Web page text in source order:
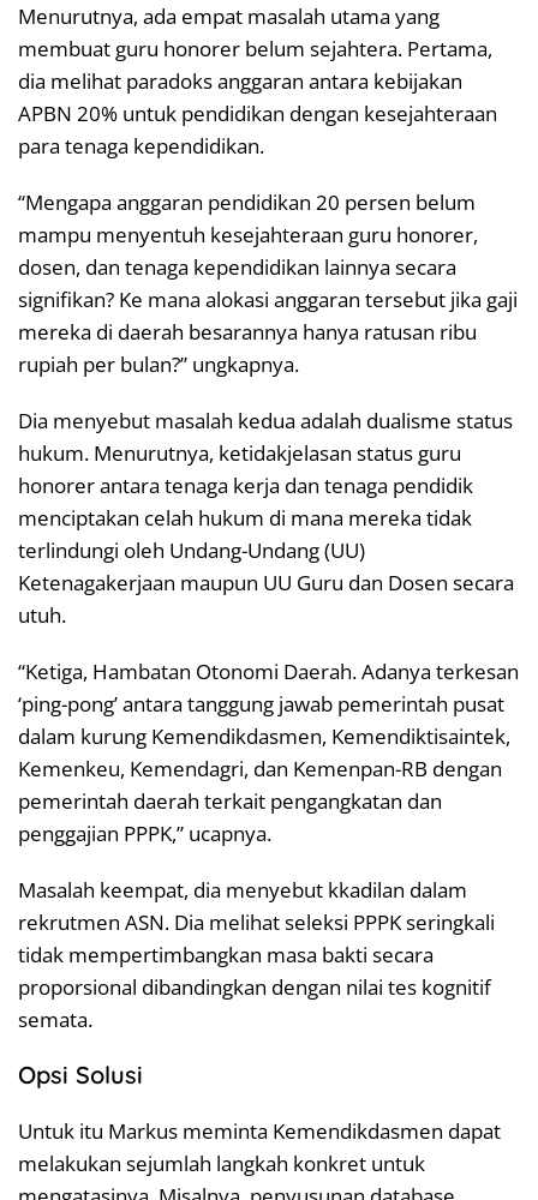
Menurutnya, ada empat masalah utama yang
membuat guru honorer belum sejahtera. Pertama,
dia melihat paradoks anggaran antara kebijakan
APBN 20% untuk pendidikan dengan kesejahteraan
para tenaga kependidikan.
“Mengapa anggaran pendidikan 20 persen belum
mampu menyentuh kesejahteraan guru honorer,
dosen, dan tenaga kependidikan lainnya secara
signifikan? Ke mana alokasi anggaran tersebut jika gaji
mereka di daerah besarannya hanya ratusan ribu
rupiah per bulan?” ungkapnya.
Dia menyebut masalah kedua adalah dualisme status
hukum. Menurutnya, ketidakjelasan status guru
honorer antara tenaga kerja dan tenaga pendidik
menciptakan celah hukum di mana mereka tidak
terlindungi oleh Undang-Undang (UU)
Ketenagakerjaan maupun UU Guru dan Dosen secara
utuh.
“Ketiga, Hambatan Otonomi Daerah. Adanya terkesan
‘ping-pong’ antara tanggung jawab pemerintah pusat
dalam kurung Kemendikdasmen, Kemendiktisaintek,
Kemenkeu, Kemendagri, dan Kemenpan-RB dengan
pemerintah daerah terkait pengangkatan dan
penggajian PPPK,” ucapnya.
Masalah keempat, dia menyebut kkadilan dalam
rekrutmen ASN. Dia melihat seleksi PPPK seringkali
tidak mempertimbangkan masa bakti secara
proporsional dibandingkan dengan nilai tes kognitif
semata.
Opsi Solusi
Untuk itu Markus meminta Kemendikdasmen dapat
melakukan sejumlah langkah konkret untuk